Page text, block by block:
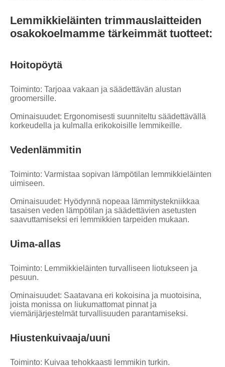
Lemmikkieläinten trimmauslaitteiden
osakokoelmamme tärkeimmät tuotteet:
Hoitopöytä
Toiminto: Tarjoaa vakaan ja säädettävän alustan
groomersille.
Ominaisuudet: Ergonomisesti suunniteltu säädettävällä
korkeudella ja kulmalla erikokoisille lemmikeille.
Vedenlämmitin
Toiminto: Varmistaa sopivan lämpötilan lemmikkieläinten
uimiseen.
Ominaisuudet: Hyödynnä nopeaa lämmitystekniikkaa
tasaisen veden lämpötilan ja säädettävien asetusten
saavuttamiseksi eri lemmikkien tarpeiden mukaan.
Uima-allas
Toiminto: Lemmikkieläinten turvalliseen liotukseen ja
pesuun.
Ominaisuudet: Saatavana eri kokoisina ja muotoisina,
joista monissa on liukumattomat pinnat ja
viemärijärjestelmät turvallisuuden parantamiseksi.
Hiustenkuivaaja/uuni
Toiminto: Kuivaa tehokkaasti lemmikin turkin.